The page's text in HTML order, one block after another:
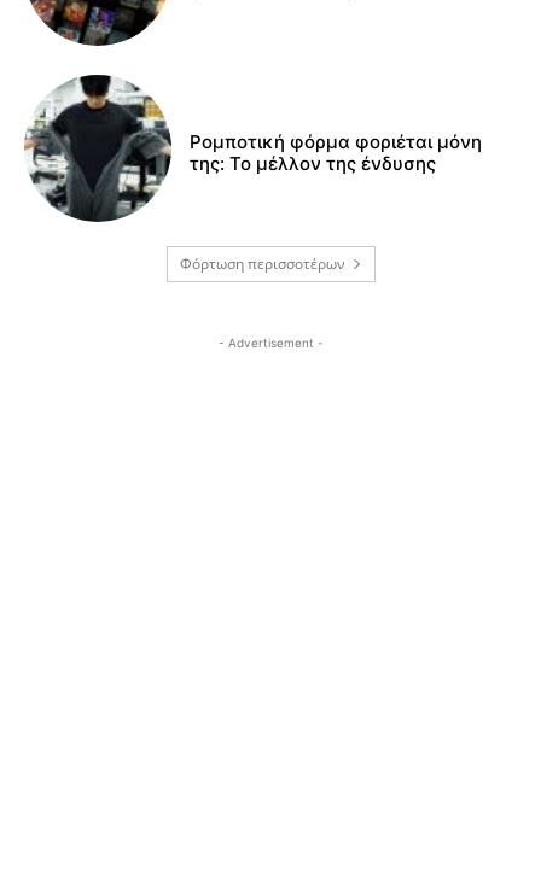
Ρομποτική φόρμα φοριέται μόνη
της: Το μέλλον της ένδυσης
Φόρτωση περισσοτέρων
- Advertisement -